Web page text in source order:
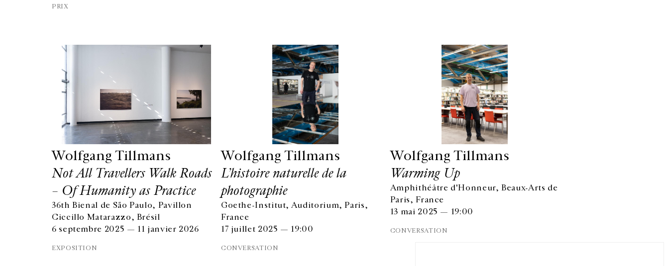
PRIX
Wolfgang Tillmans
Not All Travellers Walk Roads
– Of Humanity as Practice
36th Bienal de São Paulo, Pavillon
Ciccillo Matarazzo, Brésil
6 septembre 2025 — 11 janvier 2026
EXPOSITION
Wolfgang Tillmans
L’histoire naturelle de la
photographie
Goethe-Institut, Auditorium, Paris,
France
17 juillet 2025 — 19:00
CONVERSATION
Wolfgang Tillmans
Warming Up
Amphithéâtre d'Honneur, Beaux-Arts de
Paris, France
13 mai 2025 — 19:00
CONVERSATION
GALERIE CHANTAL CROUSEL
10 RUE CHARLOT, 75003 PARIS
+33 1 42 77 38 87
HORAIRES D'OUVERTURE
DU MARDI AU VENDREDI
10H-18H
11H-19H
EN FR 中文
Inscrivez-vous à notre newsletter